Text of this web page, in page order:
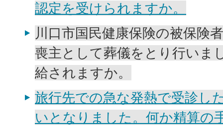
認定を受けられますか。
川口市国民健康保険の被保険
喪主として葬儀をとり行いま
給されますか。
旅行先での急な発熱で受診し
いとなりました。何か精算の